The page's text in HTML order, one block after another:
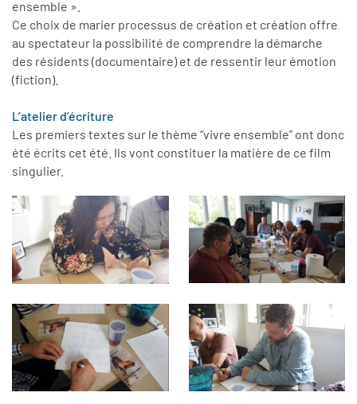
ensemble ».
Ce choix de marier processus de création et création offre
au spectateur la possibilité de comprendre la démarche
des résidents (documentaire) et de ressentir leur émotion
(fiction).
L’atelier d’écriture
Les premiers textes sur le thème “vivre ensemble” ont donc
été écrits cet été. Ils vont constituer la matière de ce film
singulier.